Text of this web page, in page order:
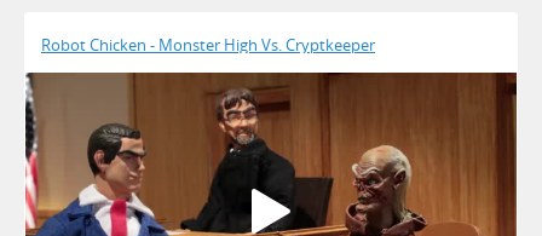
Robot Chicken - Monster High Vs. Cryptkeeper